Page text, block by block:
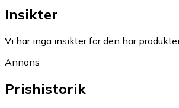
Insikter
Vi har inga insikter för den här
Annons
Prishistorik